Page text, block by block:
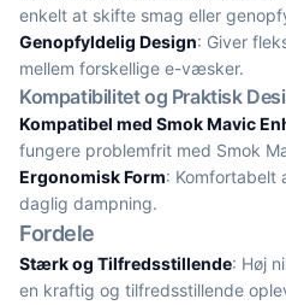
enkelt at skifte smag eller
Genopfyldelig Design: Giver
mellem forskellige e-væsker.
Kompatibilitet og Praktisk
Kompatibel med Smok Mavic
fungere problemfrit med Smok
Ergonomisk Form:
daglig dampning.
Fordele
Stærk og Tilfredsstillende: Høj
en kraftig og tilfredsstillende